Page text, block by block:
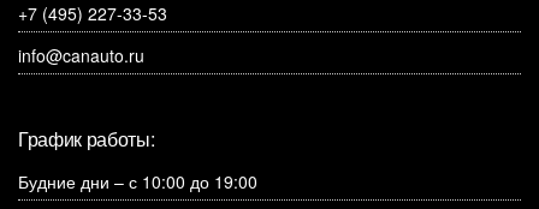
+7 (495) 227-33-53
info@canauto.ru
График работы:
Будние дни – с 10:00 до 19:00